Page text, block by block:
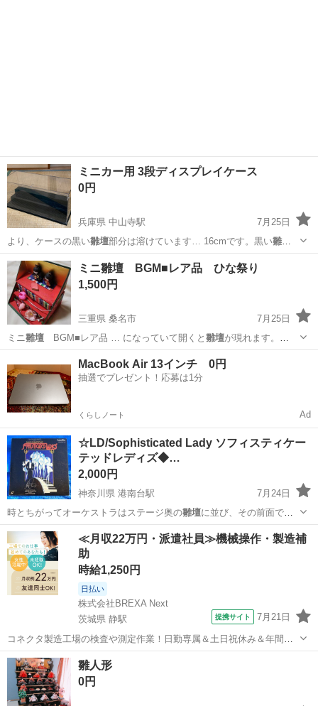
ミニカー用 3段ディスプレイケース
0円
兵庫県 中山寺駅
7月25日
より、ケースの黒い雛壇部分は溶けています… 16cmです。黒い雛壇
は一体型なので取り…
兵庫 宝塚市 中山寺駅
ミニ雛壇 BGM■レア品 ひな祭り
1,500円
三重県 桑名市
7月25日
ミニ雛壇BGM■レア品 … になっていて開くと 雛壇が現れます。
上…
桑名市 その他 雛壇
MacBook Air 13インチ 0円
抽選でプレゼント！応募は1分
くらしノート Ad
☆LD/Sophisticated Lady ソフィスティケー
テッドレディズ◆…
2,000円
神奈川県 港南台駅
7月24日
時とちがってオーケストラはステージ奥の雛壇に並び、その前面で歌
や踊リが展開される…
神奈川 横浜市 港南台駅 その他
≪月収22万円・派遣社員≫機械操作・製造補
助
時給1,250円
日払い
株式会社BREXA Next
茨城県 静駅
提携サイト 7月21日
コネクタ製造工場の検査や測定作業！日勤専属＆土日祝休み＆年間休
日128日★クリーンルーム内作業★マイカー通勤OK＆無料駐車場あり
★就業先食堂利用可！日払い制度あり！《茨城県常陸大宮市》 人気の
工場のお仕事 ◇コネクタ製造工...
茨城 常陸大宮市
雛人形
0円